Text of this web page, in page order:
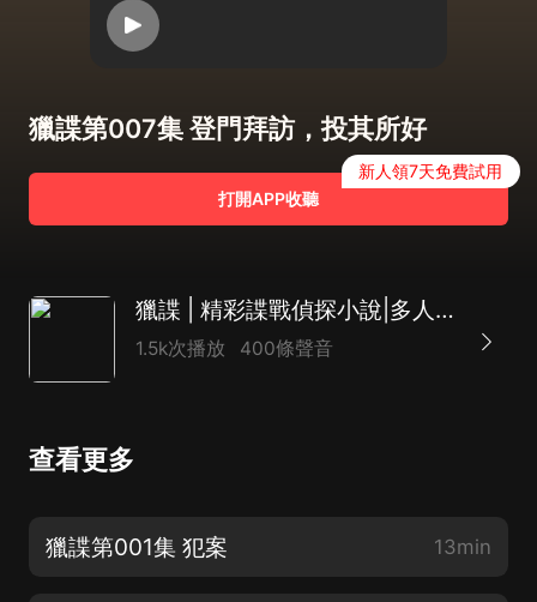
獵諜第007集 登門拜訪，投其所好
打開APP收聽
新人領7天免費試用
獵諜 | 精彩諜戰偵探小說|多人有聲劇
1.5k次播放 400條聲音
查看更多
獵諜第001集 犯案 13min